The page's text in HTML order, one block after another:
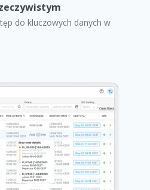
do kluczowych danych w